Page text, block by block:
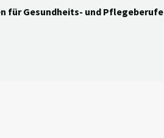
für Gesundheits- und Pflegeberufe